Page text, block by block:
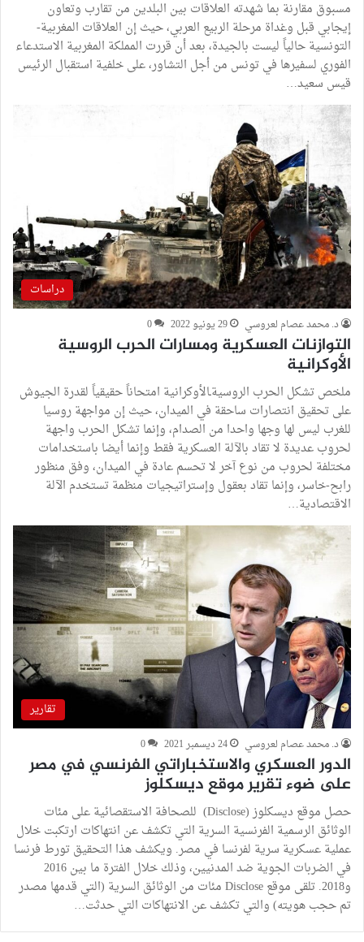
مسبوق مقارنة بما شهدته العلاقات بين البلدين من تقارب وتعاون
إيجابي قبل وغداة مرحلة الربيع العربي، حيث إن العلاقات المغربية-
التونسية حالياً ليست بالجيدة، بعد أن قررت المملكة المغربية الاستدعاء
الفوري لسفيرها في تونس من أجل التشاور، على خلفية استقبال الرئيس
قيس سعيد…
دراسات
د. محمد عصام لعروسي 29 يونيو 2022 0
التوازنات العسكرية ومسارات الحرب الروسية
الأوكرانية
ملخص تشكل الحرب الروسيةـالأوكرانية امتحاناً حقيقياً لقدرة الجيوش
على تحقيق انتصارات ساحقة في الميدان، حيث إن مواجهة روسيا
للغرب ليس لها وجها واحدا من الصدام، وإنما تشكل الحرب واجهة
لحروب عديدة لا تقاد بالآلة العسكرية فقط وإنما أيضا باستخدامات
مختلفة لحروب من نوع آخر لا تحسم عادة في الميدان، وفق منظور
رابح-خاسر، وإنما تقاد بعقول وإستراتيجيات منظمة تستخدم الآلة
الاقتصادية…
تقارير
د. محمد عصام لعروسي 24 ديسمبر 2021 0
الدور العسكري والاستخباراتي الفرنسي في مصر
على ضوء تقرير موقع ديسكلوز
حصل موقع ديسكلوز (Disclose) للصحافة الاستقصائية على مئات
الوثائق الرسمية الفرنسية السرية التي تكشف عن انتهاكات ارتكبت خلال
عملية عسكرية سرية لفرنسا في مصر. ويكشف هذا التحقيق تورط فرنسا
في الضربات الجوية ضد المدنيين، وذلك خلال الفترة ما بين 2016
و2018. تلقى موقع Disclose مئات من الوثائق السرية (التي قدمها مصدر
تم حجب هويته) والتي تكشف عن الانتهاكات التي حدثت…